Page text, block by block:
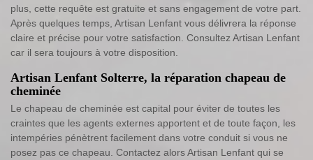
plus, cette requête est gratuite et sans engagement de votre part.
Après quelques temps, Artisan Lenfant vous délivrera la réponse
claire et précise pour votre satisfaction. Consultez Artisan Lenfant
car il sera toujours à votre disposition.
Artisan Lenfant Solterre, la réparation chapeau de
cheminée
Le chapeau de cheminée est capital pour éviter de toutes les
craintes que les agents externes apportent et de toute façon, les
intempéries pénètrent facilement dans votre conduit si vous ne
posez pas ce chapeau. Contactez alors Artisan Lenfant qui se